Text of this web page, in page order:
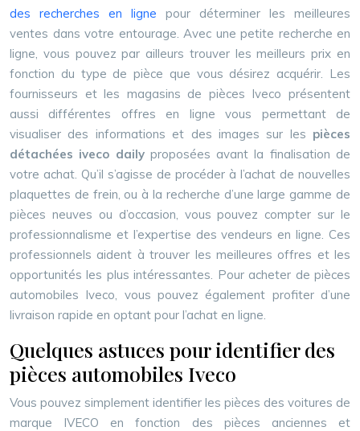
des recherches en ligne pour déterminer les meilleures
ventes dans votre entourage. Avec une petite recherche en
ligne, vous pouvez par ailleurs trouver les meilleurs prix en
fonction du type de pièce que vous désirez acquérir. Les
fournisseurs et les magasins de pièces Iveco présentent
aussi différentes offres en ligne vous permettant de
visualiser des informations et des images sur les pièces
détachées iveco dailyproposées avant la finalisation de
votre achat. Qu’il s’agisse de procéder à l’achat de nouvelles
plaquettes de frein, ou à la recherche d’une large gamme de
pièces neuves ou d’occasion, vous pouvez compter sur le
professionnalisme et l’expertise des vendeurs en ligne. Ces
professionnels aident à trouver les meilleures offres et les
opportunités les plus intéressantes. Pour acheter de pièces
automobiles Iveco, vous pouvez également profiter d’une
livraison rapide en optant pour l’achat en ligne.
Quelques astuces pour identifier des
pièces automobiles Iveco
Vous pouvez simplement identifier les pièces des voitures de
marque IVECO en fonction des pièces anciennes et